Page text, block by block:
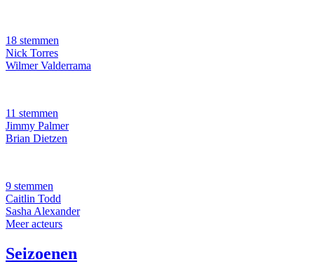
18 stemmen
Nick Torres
Wilmer Valderrama
11 stemmen
Jimmy Palmer
Brian Dietzen
9 stemmen
Caitlin Todd
Sasha Alexander
Meer acteurs
Seizoenen